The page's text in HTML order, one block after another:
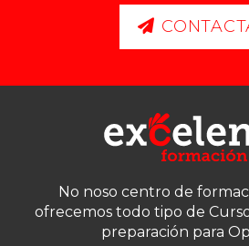
No noso centro de
ofrecemos todo tipo de
preparación para